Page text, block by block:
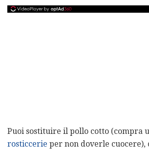
Puoi sostituire il pollo cotto (compra
rosticcerie per non doverle cuocere),